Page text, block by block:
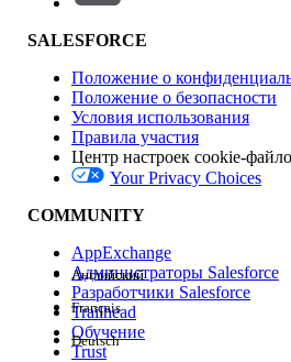
Влияние на функции
Версия
Возможности
SALESFORCE
Положение о
Положение о безопасности
Условия использования
Правила участия
Центр настроек cookie-
Your Privacy Choices
COMMUNITY
AppExchange
Администраторы Salesforce
Разработчики Salesforce
Trailhead
Обучение
Trust
Английский
Français
Deutsch